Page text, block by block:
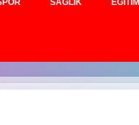
SAĞLIK EĞITIM